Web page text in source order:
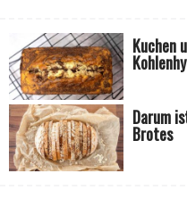
Kuchen
Darum
Brotes